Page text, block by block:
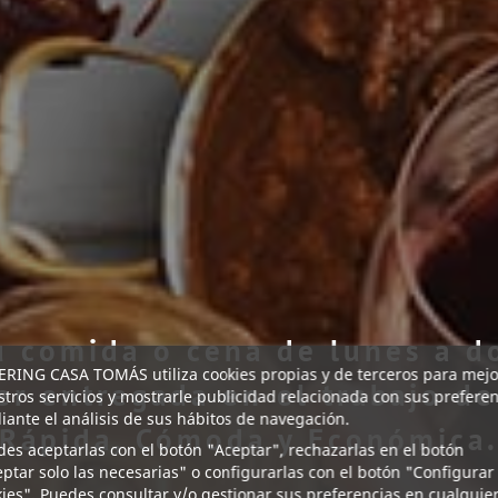
comida o cena de lunes a
entregada en el trabajo
Cómoda y Económica.
CASA TOMÁS utiliza cookies propias y de terceros para
servicios y mostrarle publicidad relacionada con sus
el análisis de sus hábitos de navegación.
aceptarlas con el botón "Aceptar", rechazarlas en el botón
solo las necesarias" o configurarlas con el botón "Configurar